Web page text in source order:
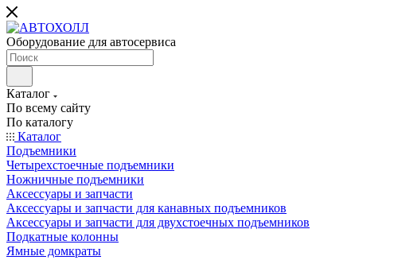
Оборудование для автосервиса
Каталог
По всему сайту
По каталогу
Каталог
Подъемники
Четырехстоечные подъемники
Ножничные подъемники
Аксессуары и запчасти
Аксессуары и запчасти для канавных подъемников
Аксессуары и запчасти для двухстоечных подъемников
Подкатные колонны
Ямные домкраты